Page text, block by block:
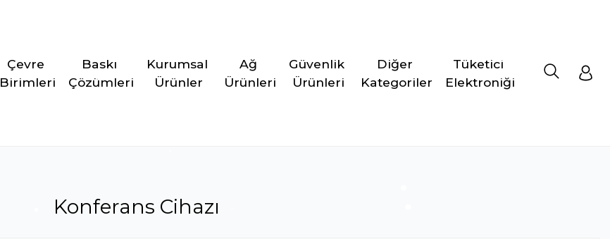
Çevre
Birimleri
Baskı
Çözümleri
Kurumsal
Ürünler
Ağ
Ürünleri
Güvenlik
Ürünleri
Diğer
Kategoriler
Tüketici
Elektroniği
Konferans Cihazı